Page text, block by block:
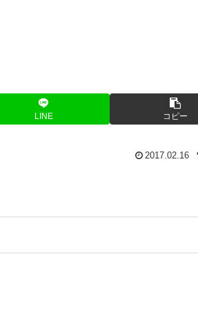
LINE コピー
2017.02.16